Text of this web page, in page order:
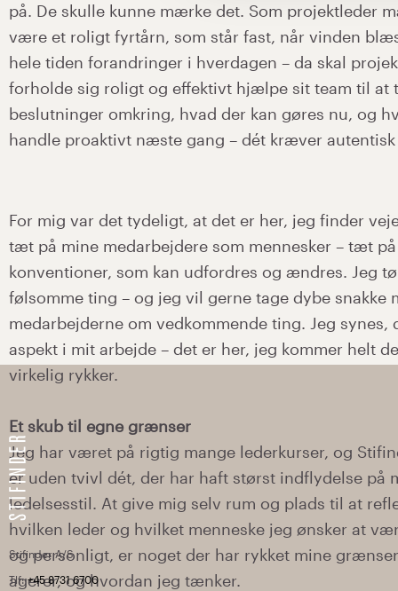
på. De skulle kunne mærke det. Som projektleder
være et roligt fyrtårn, som står fast, når vinden
hele tiden forandringer i hverdagen – da skal
forholde sig roligt og effektivt hjælpe sit team til at
beslutninger omkring, hvad der kan gøres nu, og
handle proaktivt næste gang – dét kræver autentisk
Stifinder A/S
Tlf:+45 8731 6700